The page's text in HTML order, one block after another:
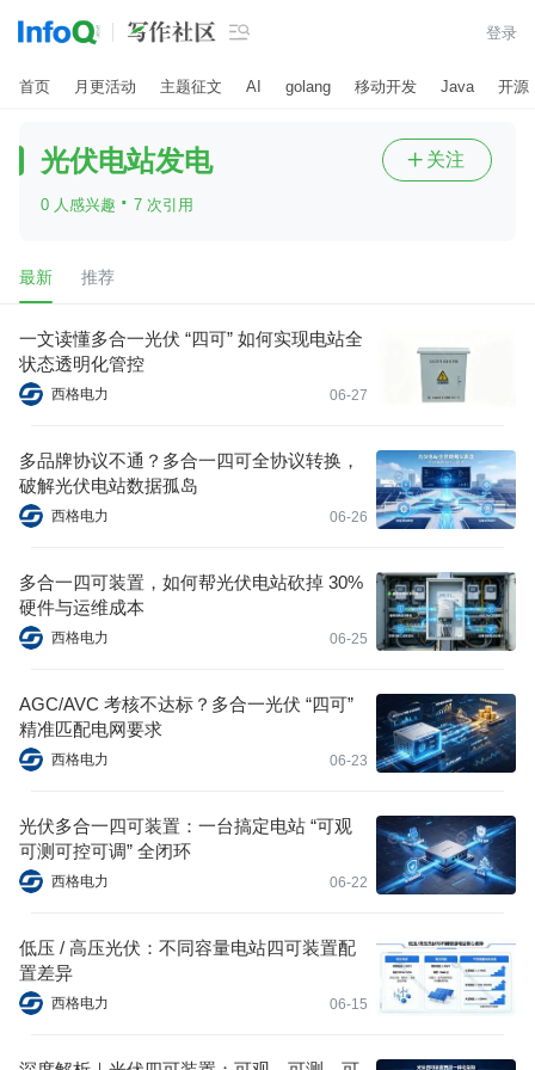
 登录
首页 月更活动 主题征文 AI golang 移动开发 Java 开源
光伏电站发电
0 人感兴趣 · 7 次引用
 关注
最新 推荐
一文读懂多合一光伏 “四可” 如何实现电站全
状态透明化管控
西格电力 06-27
多品牌协议不通？多合一四可全协议转换，
破解光伏电站数据孤岛
西格电力 06-26
多合一四可装置，如何帮光伏电站砍掉 30%
硬件与运维成本
西格电力 06-25
AGC/AVC 考核不达标？多合一光伏 “四可”
精准匹配电网要求
西格电力 06-23
光伏多合一四可装置：一台搞定电站 “可观
可测可控可调” 全闭环
西格电力 06-22
低压 / 高压光伏：不同容量电站四可装置配
置差异
西格电力 06-15